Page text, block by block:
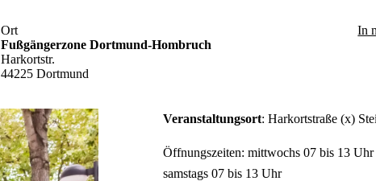
Ort
Fußgängerzone Dortmund-Hombruch
Harkortstr.
44225 Dortmund
In
Veranstaltungsort: Harkortstraße (x)
Öffnungszeiten: mittwochs 07 bis 13 Uhr
samstags 07 bis 13 Uhr